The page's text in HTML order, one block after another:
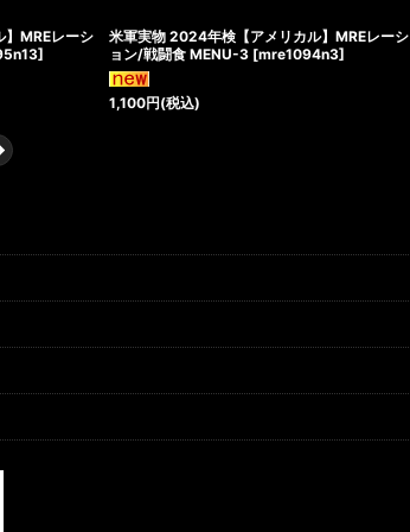
MREレーシ
]
米軍実物 2024年検【アメリカル】MREレーシ
ョン/戦闘食 MENU-3 [mre1094n3]
1,100円(税込)